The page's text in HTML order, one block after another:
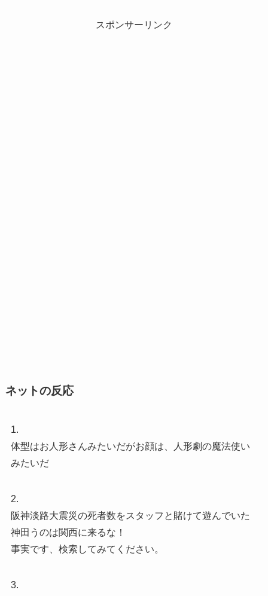
スポンサーリンク
ネットの反応
1.
体型はお人形さんみたいだがお顔は、人形劇の魔法使い
みたいだ
2.
阪神淡路大震災の死者数をスタッフと賭けて遊んでいた
神田うのは関西に来るな！
事実です、検索してみてください。
3.